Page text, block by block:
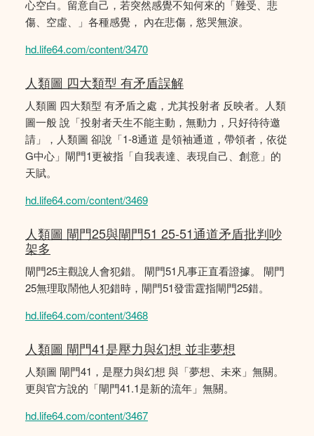
心空白。留意自己，若突然感覺不知何來的「難受、悲
傷、空虛、」各種感覺， 內在悲傷，慾哭無淚。
hd.life64.com/content/3470
人類圖 四大類型 有矛盾誤解
人類圖 四大類型 有矛盾之處，尤其投射者 反映者。人類
圖一般 說「投射者天生不能主動，無動力，只好待待邀
請」，人類圖 卻說「1-8通道 是領袖通道，帶領者，依從
G中心」閘門1更被指「自我表達、表現自己、創意」的
天賦。
hd.life64.com/content/3469
人類圖 閘門25與閘門51 25-51通道矛盾批判吵
架多
閘門25主觀說人會犯錯。 閘門51凡事正直看證據。 閘門
25無理取鬧他人犯錯時，閘門51發雷霆指閘門25錯。
hd.life64.com/content/3468
人類圖 閘門41是壓力與幻想 並非夢想
人類圖 閘門41，是壓力與幻想 與「夢想、未來」無關。
更與官方說的「閘門41.1是新的流年」無關。
hd.life64.com/content/3467